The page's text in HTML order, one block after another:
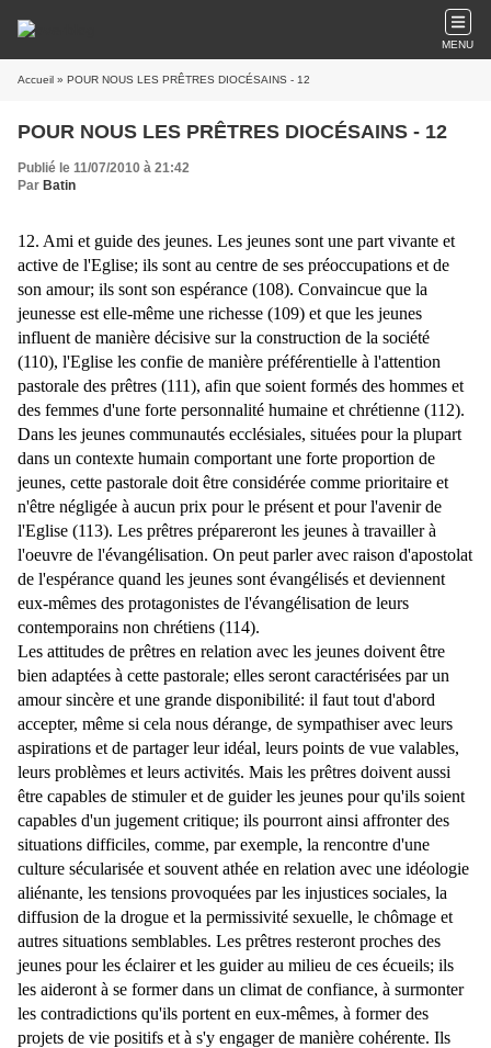
MENU
Accueil » POUR NOUS LES PRÊTRES DIOCÉSAINS - 12
POUR NOUS LES PRÊTRES DIOCÉSAINS - 12
Publié le 11/07/2010 à 21:42
Par Batin
12. Ami et guide des jeunes. Les jeunes sont une part vivante et
active de l'Eglise; ils sont au centre de ses préoccupations et de
son amour; ils sont son espérance (108). Convaincue que la
jeunesse est elle-même une richesse (109) et que les jeunes
influent de manière décisive sur la construction de la société
(110), l'Eglise les confie de manière préférentielle à l'attention
pastorale des prêtres (111), afin que soient formés des hommes et
des femmes d'une forte personnalité humaine et chrétienne (112).
Dans les jeunes communautés ecclésiales, situées pour la plupart
dans un contexte humain comportant une forte proportion de
jeunes, cette pastorale doit être considérée comme prioritaire et
n'être négligée à aucun prix pour le présent et pour l'avenir de
l'Eglise (113). Les prêtres prépareront les jeunes à travailler à
l'oeuvre de l'évangélisation. On peut parler avec raison d'apostolat
de l'espérance quand les jeunes sont évangélisés et deviennent
eux-mêmes des protagonistes de l'évangélisation de leurs
contemporains non chrétiens (114).
Les attitudes de prêtres en relation avec les jeunes doivent être
bien adaptées à cette pastorale; elles seront caractérisées par un
amour sincère et une grande disponibilité: il faut tout d'abord
accepter, même si cela nous dérange, de sympathiser avec leurs
aspirations et de partager leur idéal, leurs points de vue valables,
leurs problèmes et leurs activités. Mais les prêtres doivent aussi
être capables de stimuler et de guider les jeunes pour qu'ils soient
capables d'un jugement critique; ils pourront ainsi affronter des
situations difficiles, comme, par exemple, la rencontre d'une
culture sécularisée et souvent athée en relation avec une idéologie
aliénante, les tensions provoquées par les injustices sociales, la
diffusion de la drogue et la permissivité sexuelle, le chômage et
autres situations semblables. Les prêtres resteront proches des
jeunes pour les éclairer et les guider au milieu de ces écueils; ils
les aideront à se former dans un climat de confiance, à surmonter
les contradictions qu'ils portent en eux-mêmes, à former des
projets de vie positifs et à s'y engager de manière cohérente. Ils